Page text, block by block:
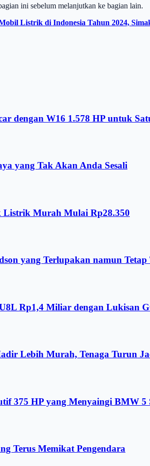
ini sebelum melanjutkan ke bagian lain.
Listrik di Indonesia Tahun 2024,
dengan W16 1.578 HP untuk
yang Tak Akan Anda Sesali
Listrik Murah Mulai Rp28.350
yang Terlupakan namun Tetap
Rp1,4 Miliar dengan Lukisan
Lebih Murah, Tenaga Turun
375 HP yang Menyaingi BMW 5
Terus Memikat Pengendara